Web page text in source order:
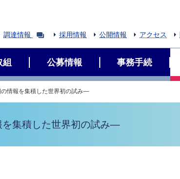
調達情報 採用情報 公開情報 アクセス
組 公募情報 事務手続
情報を集積した世界初の試み―
集積した世界初の試み―